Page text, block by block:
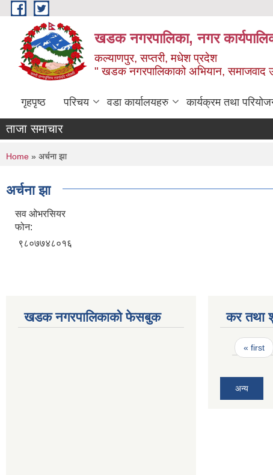
Skip to main content
खडक नगरपालिका, नगर
कल्याणपुर, सप्तरी, मधेश प्रदेश
" खडक नगरपालिकाको अभियान, समाजवाद
गृहपृष्ठ परिचय वडा कार्यालयहरु कार्यक्रम तथा
ताजा समाचार
You are here
Home » अर्चना झा
अर्चना झा
सव ओभरसियर
फोन:
९८०७७४८०१६
खडक नगरपालिकाको फेसबुक कर तथा
Pages
« first
अन्य